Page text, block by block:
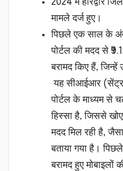
2024 में हरिद्वार
मामले दर्ज हुए।
पिछले एक साल के
पोर्टल की मदद से
बरामद किए हैं,
यह सीआईआर
पोर्टल के माध्यम से
हिस्सा है, जिससे
मदद मिल रही है,
बताया गया है।
बरामद हुए